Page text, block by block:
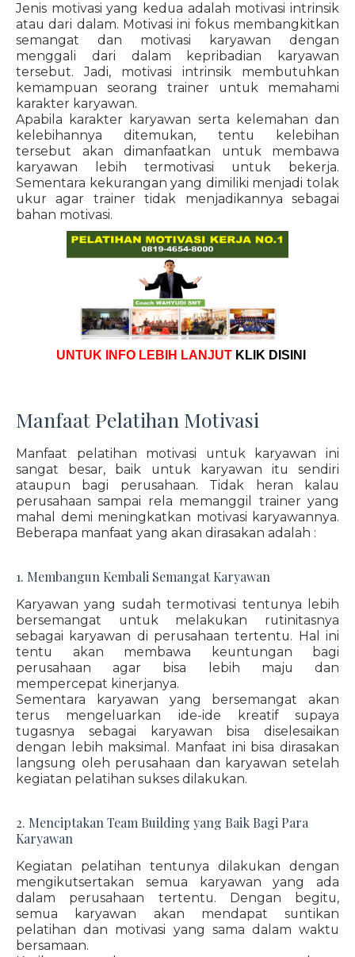
Jenis motivasi yang kedua adalah motivasi intrinsik
atau dari dalam. Motivasi ini fokus membangkitkan
semangat dan motivasi karyawan dengan
menggali dari dalam kepribadian karyawan
tersebut. Jadi, motivasi intrinsik membutuhkan
kemampuan seorang trainer untuk memahami
karakter karyawan.
Apabila karakter karyawan serta kelemahan dan
kelebihannya ditemukan, tentu kelebihan
tersebut akan dimanfaatkan untuk membawa
karyawan lebih termotivasi untuk bekerja.
Sementara kekurangan yang dimiliki menjadi tolak
ukur agar trainer tidak menjadikannya sebagai
bahan motivasi.
UNTUK INFO LEBIH LANJUT KLIK DISINI
Manfaat Pelatihan Motivasi
Manfaat pelatihan motivasi untuk karyawan ini
sangat besar, baik untuk karyawan itu sendiri
ataupun bagi perusahaan. Tidak heran kalau
perusahaan sampai rela memanggil trainer yang
mahal demi meningkatkan motivasi karyawannya.
Beberapa manfaat yang akan dirasakan adalah :
1. Membangun Kembali Semangat Karyawan
Karyawan yang sudah termotivasi tentunya lebih
bersemangat untuk melakukan rutinitasnya
sebagai karyawan di perusahaan tertentu. Hal ini
tentu akan membawa keuntungan bagi
perusahaan agar bisa lebih maju dan
mempercepat kinerjanya.
Sementara karyawan yang bersemangat akan
terus mengeluarkan ide-ide kreatif supaya
tugasnya sebagai karyawan bisa diselesaikan
dengan lebih maksimal. Manfaat ini bisa dirasakan
langsung oleh perusahaan dan karyawan setelah
kegiatan pelatihan sukses dilakukan.
2. Menciptakan Team Building yang Baik Bagi Para
Karyawan
Kegiatan pelatihan tentunya dilakukan dengan
mengikutsertakan semua karyawan yang ada
dalam perusahaan tertentu. Dengan begitu,
semua karyawan akan mendapat suntikan
pelatihan dan motivasi yang sama dalam waktu
bersamaan.